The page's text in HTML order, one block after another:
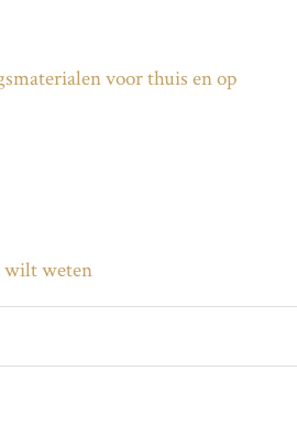
voor thuis en op
wilt weten